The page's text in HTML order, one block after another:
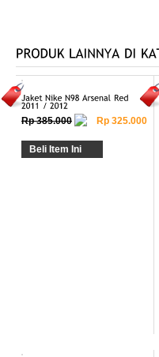
Rp 385.000 Rp 325.000
Beli Item Ini